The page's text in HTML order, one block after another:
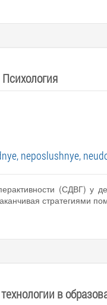
Психология
neposlushnye,
(СДВГ) у
стратегиями
в